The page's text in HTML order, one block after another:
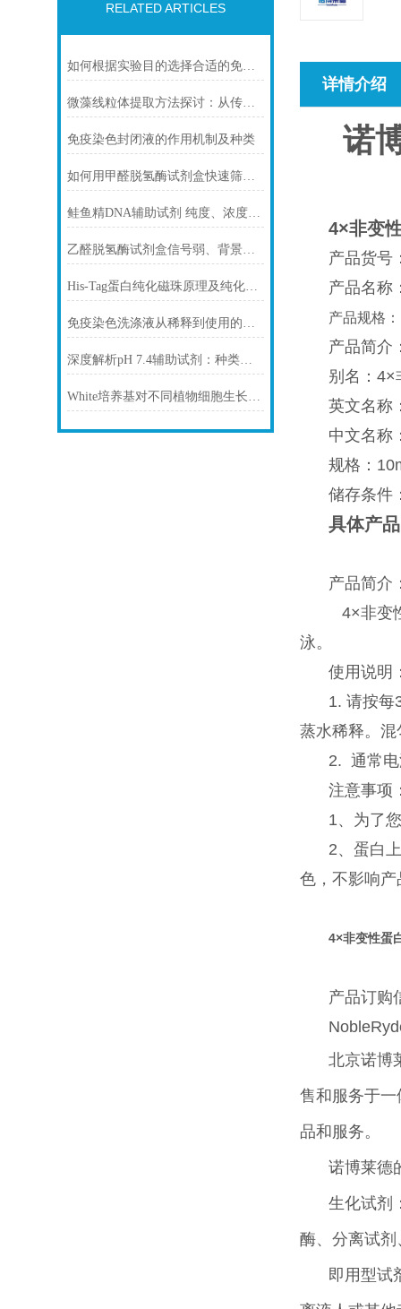
RELATED ARTICLES
如何根据实验目的选择合适的免疫染色封闭剂
微藻线粒体提取方法探讨：从传统技术到试剂盒方案
免疫染色封闭液的作用机制及种类
如何用甲醛脱氢酶试剂盒快速筛查食品中甲醛残留？
鲑鱼精DNA辅助试剂 纯度、浓度与稳定性对实验结果的影响
乙醛脱氢酶试剂盒信号弱、背景高、重复性差怎么办？
His-Tag蛋白纯化磁珠原理及纯化步骤
免疫染色洗涤液从稀释到使用的完整流程
深度解析pH 7.4辅助试剂：种类、选择
White培养基对不同植物细胞生长的影响
详情介绍
诺
4×非变
产品货号
产品名称
产品规格：
产品简介
别名：4×
英文名称
中文名称
规格：
储存条件
具体产
产品简介
4×非变
泳。
使用说明
1. 请按每
蒸水稀释。
2. 通常电
注意事项
1、为了
2、蛋白
色，不影响产
4×非变性蛋
产品订购
北京诺博
售和服务于
品和服务。
诺博莱德
生化试剂
酶、分离试
即用型试